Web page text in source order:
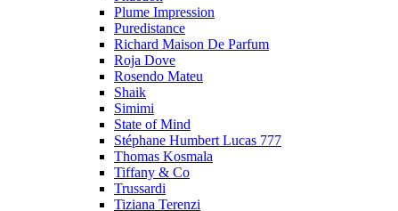
Plume Impression
Puredistance
Richard Maison De Parfum
Roja Dove
Rosendo Mateu
Shaik
Simimi
State of Mind
Stéphane Humbert Lucas 777
Thomas Kosmala
Tiffany & Co
Trussardi
Tiziana Terenzi